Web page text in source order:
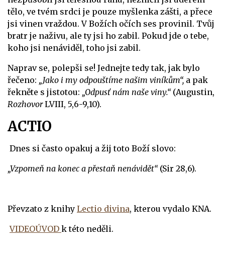
tělo, ve tvém srdci je pouze myšlenka zášti, a přece
jsi vinen vraždou. V Božích očích ses provinil. Tvůj
bratr je naživu, ale ty jsi ho zabil. Pokud jde o tebe,
koho jsi nenáviděl, toho jsi zabil.
Naprav se, polepši se! Jednejte tedy tak, jak bylo
řečeno: „Jako i my odpouštíme našim viníkům“, a pak
řekněte s jistotou: „Odpusť nám naše viny.“ (Augustin,
RozhovorLVIII, 5,6-9,10).
ACTIO
Dnes si často opakuj a žij toto Boží slovo:
„Vzpomeň na konec a přestaň nenávidět“ (Sir 28,6).
Převzato z knihy Lectio divina, kterou vydalo KNA.
VIDEOÚVOD k této neděli.